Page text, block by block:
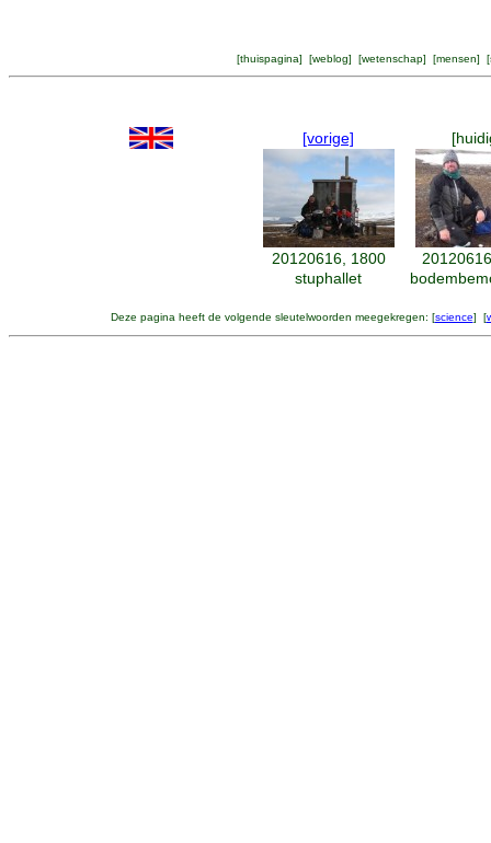
[thuispagina] [weblog] [wetenschap] [mensen] [
[vorige]
20120616, 1800
stuphallet
Deze pagina heeft de volgende sleutelwoorden meegekregen: [science] [